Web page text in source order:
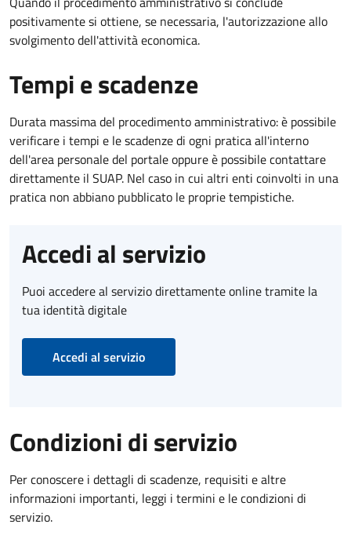
positivamente si ottiene, se necessaria, l'autorizzazione allo
svolgimento dell'attività economica.
Tempi e scadenze
Durata massima del procedimento amministrativo: è possibile
verificare i tempi e le scadenze di ogni pratica all'interno
dell'area personale del portale oppure è possibile contattare
direttamente il SUAP. Nel caso in cui altri enti coinvolti in una
pratica non abbiano pubblicato le proprie tempistiche.
Accedi al servizio
Puoi accedere al servizio direttamente online tramite la
tua identità digitale
Accedi al servizio
Condizioni di servizio
Per conoscere i dettagli di scadenze, requisiti e altre
informazioni importanti, leggi i termini e le condizioni di
servizio.